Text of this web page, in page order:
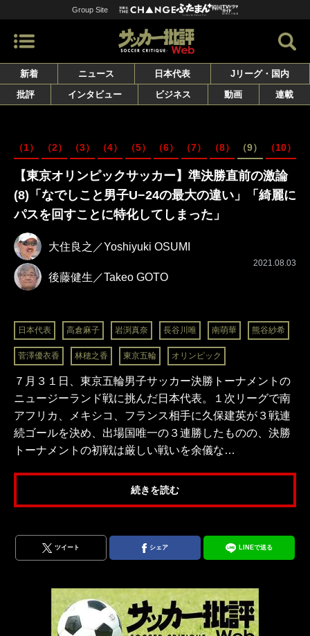
Group Site
新着 ニュース 日本代表
Jリーグ・国内
批評
インタビュー ビジネス 動画 連載
（1） （2） （3） （4） （5） （6） （7） （8） （9） （10）
【東京オリンピックサッカー】準決勝直前の激論
(8)「なでしこと男子U−24の最大の違い」「綺麗に
パスを回すことに特化してしまった」
大住良之／Yoshiyuki OSUMI
後藤健生／Takeo GOTO
2021.08.03
日本代表 高倉麻子 岩渕真奈 長谷川唯 南萌華 熊谷紗希
菅澤優衣香 林穂之香 東京五輪 オリンピック
７月３１日、東京五輪男子サッカー決勝トーナメントの
ニュージーランド戦に挑んだ日本代表。１次リーグで南
アフリカ、メキシコ、フランス相手に久保建英が３戦連
続ゴールを決め、出場国唯一の３連勝したものの、決勝
トーナメントの初戦は厳しい戦いを余儀な…
続きを読む
ツイート シェア LINEで送る